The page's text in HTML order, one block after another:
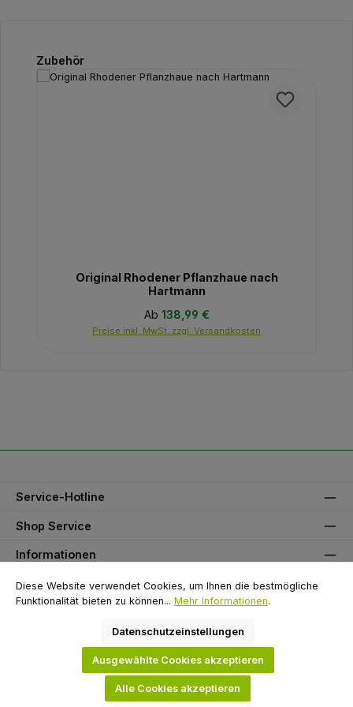
Produktgalerie überspringen
Zubehör
Original Rhodener Pflanzhaue nach
Hartmann
Regulärer Preis:
Ab 138,99 €
Preise inkl. MwSt. zzgl. Versandkosten
Service-Hotline
Shop Service
Informationen
Unser Partner
Alle Preise inkl. gesetzl. Mehrwertsteuer zzgl.Versandkosten
Diese Website verwendet Cookies, um Ihnen die bestmögliche
Funktionalität bieten zu können... Mehr Informationen.
Datenschutzeinstellungen
Ausgewählte Cookies akzeptieren
Alle Cookies akzeptieren